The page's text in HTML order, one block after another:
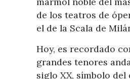
de los teatros de
el de la Scala de
Hoy, es recordado
grandes tenores
siglo XX, símbolo del